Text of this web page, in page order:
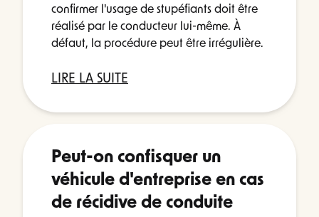
confirmer l'usage de stupéfiants doit être
réalisé par le conducteur lui-même. À
défaut, la procédure peut être irrégulière.
LIRE LA SUITE
Peut-on confisquer un
véhicule d'entreprise en cas
de récidive de conduite